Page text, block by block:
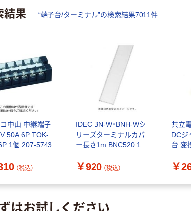
結果 “端子台/ターミナル”の検索結果7011件
コ中山 中継端子
50A 6P TOK-
1個 207-5743
（税込）
IDEC BN-W・BNH-Wシ
リーズターミナルカバ
ー長さ1m BNC520 1個
￥920 （税込）
共立
DCジ
台 変
￥
はお試しください